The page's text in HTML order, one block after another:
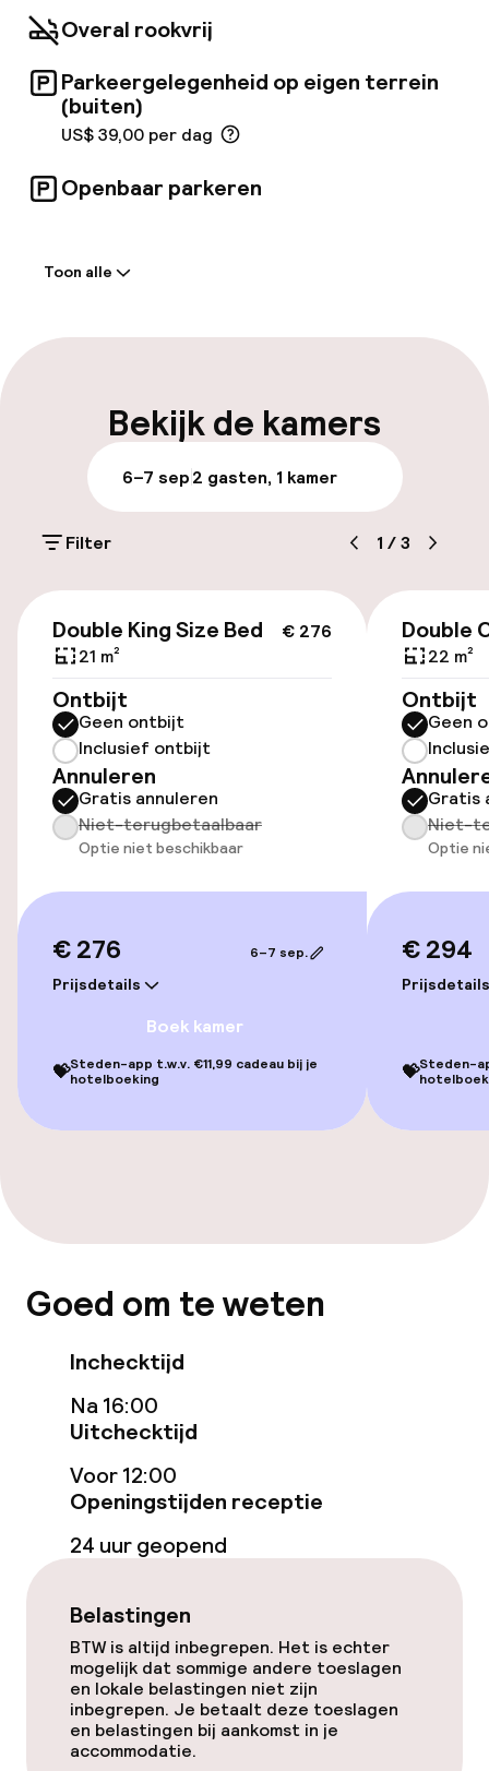
bureau. Afstanden worden weergegeven tot
de dichtstbijzijnde 0, 1 mijl en kilometer.
Madison Square Garden - 0, 2 km / 0, 1 mi -
Macy's - 0, 5 km / 0, 3 mi - Herald Square - 0, 8
km / 0, 5 mi
Overal rookvrij
Parkeergelegenheid op eigen terrein
(buiten)
US$ 39,00 per dag
Openbaar parkeren
Meertalige medewerkers
Parkeren & mobiliteit
Parkeergelegenheid op eigen terrein
(buiten)
Parkeerservice
Toegankelijkheid
Lift
Voor toegankelijkheid
Kamers
Voor toegankelijkheid
geoptimaliseerde kamers beschikbaar
Zwemmen & wellness
Restaurant
Roomservice
Schoonmaakvoorzieningen
Wasfaciliteiten (wasmachine)
Toon alle
Bekijk de kamers
6–7 sep2 gasten, 1 kamer
Filter 1 /3
€ 276
Double King Size Bed
21 m²
Ontbijt
Geen ontbijt
Inclusief ontbijt
Annuleren
Gratis annuleren
Niet-terugbetaalbaar
Optie niet beschikbaar
€ 276
Prijsdetails
6–7 sep.
Boek kamer
💝Steden-app t.w.v. €11,99 cadeau bij je
hotelboeking
Double
22 m²
Ontbijt
Geen
Gratis
Niet-
Optie
€ 294
Prijsdetails
💝Steden-
Goed om te weten
Inchecktijd
Na 16:00
Uitchecktijd
Voor 12:00
Openingstijden receptie
24 uur geopend
Belastingen
BTW is altijd inbegrepen. Het is echter
mogelijk dat sommige andere toeslagen
en lokale belastingen niet zijn
inbegrepen. Je betaalt deze toeslagen
en belastingen bij aankomst in je
accommodatie.